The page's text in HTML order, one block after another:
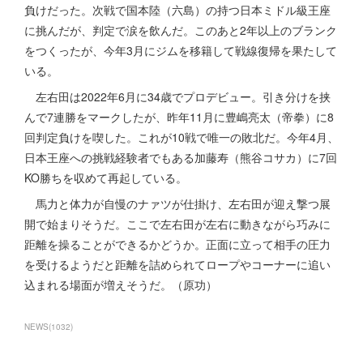
負けだった。次戦で国本陸（六島）の持つ日本ミドル級王座
に挑んだが、判定で涙を飲んだ。このあと2年以上のブランク
をつくったが、今年3月にジムを移籍して戦線復帰を果たして
いる。
左右田は2022年6月に34歳でプロデビュー。引き分けを挟
んで7連勝をマークしたが、昨年11月に豊嶋亮太（帝拳）に8
回判定負けを喫した。これが10戦で唯一の敗北だ。今年4月、
日本王座への挑戦経験者でもある加藤寿（熊谷コサカ）に7回
KO勝ちを収めて再起している。
馬力と体力が自慢のナァツが仕掛け、左右田が迎え撃つ展
開で始まりそうだ。ここで左右田が左右に動きながら巧みに
距離を操ることができるかどうか。正面に立って相手の圧力
を受けるようだと距離を詰められてロープやコーナーに追い
込まれる場面が増えそうだ。（原功）
NEWS(1032)